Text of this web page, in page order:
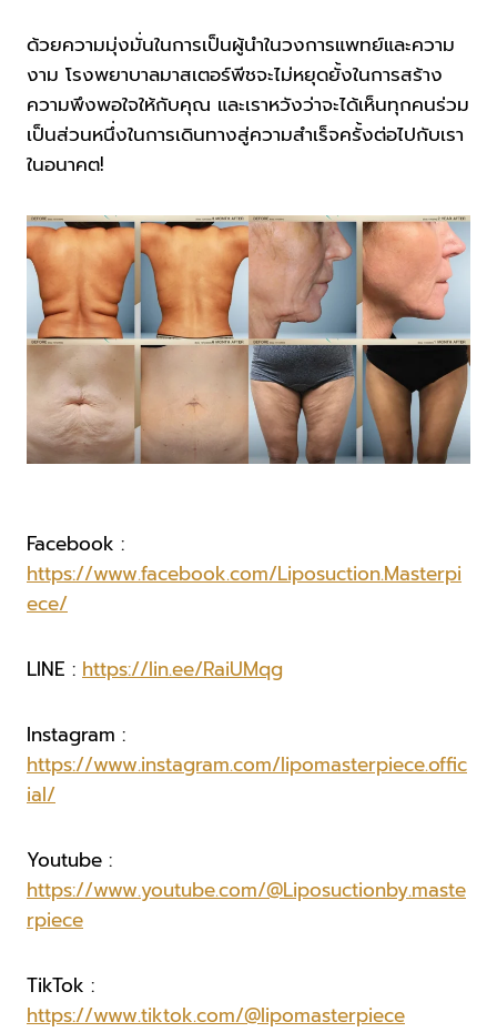
ด้วยความมุ่งมั่นในการเป็นผู้นำในวงการแพทย์และความ
งาม โรงพยาบาลมาสเตอร์พีชจะไม่หยุดยั้งในการสร้าง
ความพึงพอใจให้กับคุณ และเราหวังว่าจะได้เห็นทุกคนร่วม
เป็นส่วนหนึ่งในการเดินทางสู่ความสำเร็จครั้งต่อไปกับเรา
ในอนาคต!
Facebook :
https://www.facebook.com/Liposuction.Masterpi
ece/
LINE : https://lin.ee/RaiUMqg
Instagram :
https://www.instagram.com/lipomasterpiece.offic
ial/
Youtube :
https://www.youtube.com/@Liposuctionby.maste
rpiece
TikTok :
https://www.tiktok.com/@lipomasterpiece